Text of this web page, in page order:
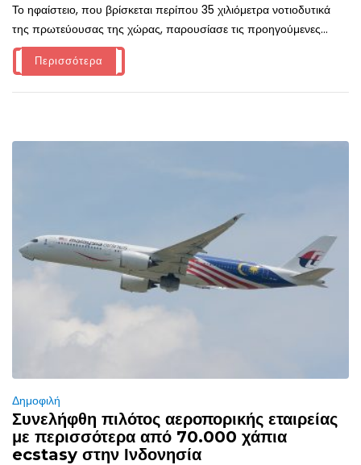
Το ηφαίστειο, που βρίσκεται περίπου 35 χιλιόμετρα νοτιοδυτικά
της πρωτεύουσας της χώρας, παρουσίασε τις προηγούμενες...
Περισσότερα
Δημοφιλή
Συνελήφθη πιλότος αεροπορικής εταιρείας
με περισσότερα από 70.000 χάπια
ecstasy στην Ινδονησία